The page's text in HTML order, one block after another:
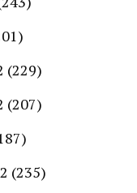
(229)
(207)
(235)